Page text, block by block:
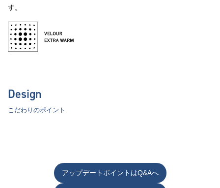
す。
Design
こだわりのポイント
アップデートポイントはQ&Aへ